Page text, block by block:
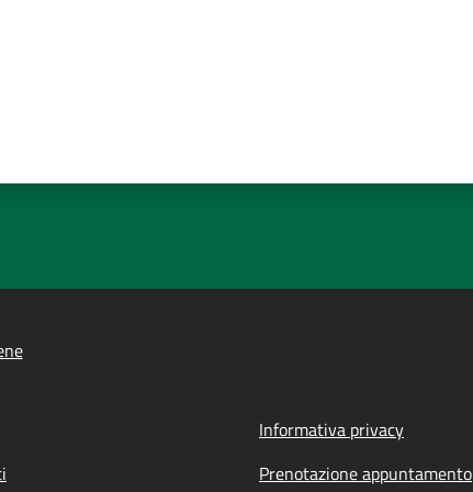
Informativa privacy
Prenotazione appuntamento